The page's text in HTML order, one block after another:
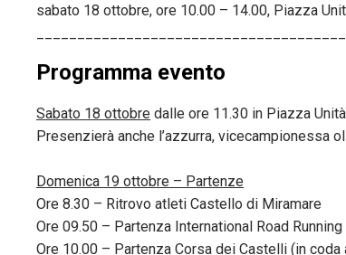
sabato 18 ottobre, ore 10.00 – 14.00, Piazza
Programma evento
Sabato 18 ottobre dalle ore 11.30 in Piazza Unità
Presenzierà anche l’azzurra, vicecampionessa
Domenica 19 ottobre – Partenze
Ore 8.30 – Ritrovo atleti Castello di Miramare
Ore 09.50 – Partenza International Road Running
Ore 10.00 – Partenza Corsa dei Castelli (in